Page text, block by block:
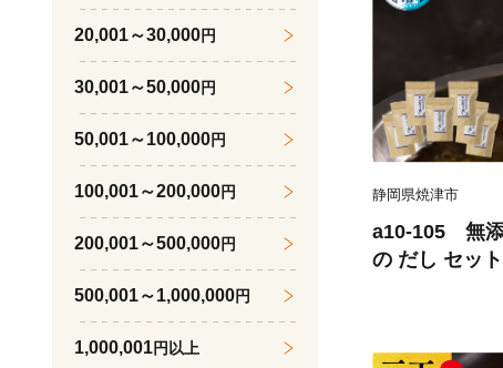
静岡県焼津市
a10-105 無
の だし セッ
20,001～30,000円
30,001～50,000円
50,001～100,000円
100,001～200,000円
200,001～500,000円
500,001～1,000,000円
1,000,001円以上